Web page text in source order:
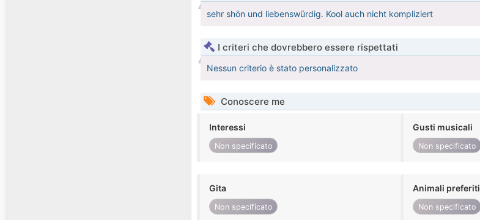
sehr shön und liebenswürdig. Kool auch nicht kompliziert
I criteri che dovrebbero essere rispettati
Nessun criterio è stato personalizzato
Conoscere me
Interessi
Non specificato
Gusti musicali
Non specificato
Gita
Non specificato
Animali preferiti
Non specificato